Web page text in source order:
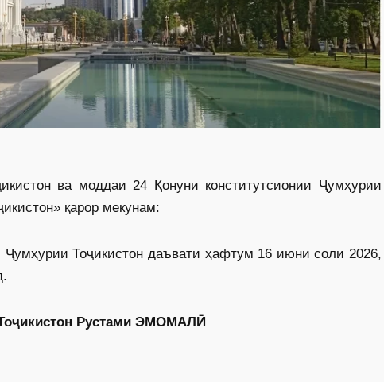
ва моддаи 24 Қонуни конститутсионии Ҷумҳурии
қарор мекунам:
Тоҷикистон даъвати ҳафтум 16 июни соли 2026,
Рустами ЭМОМАЛӢ